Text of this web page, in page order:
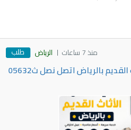
منذ 7 ساعات الرياض طلب
دينا طش وتخلص من الاثاث القديم بالرياض اتصل نصل ث05632